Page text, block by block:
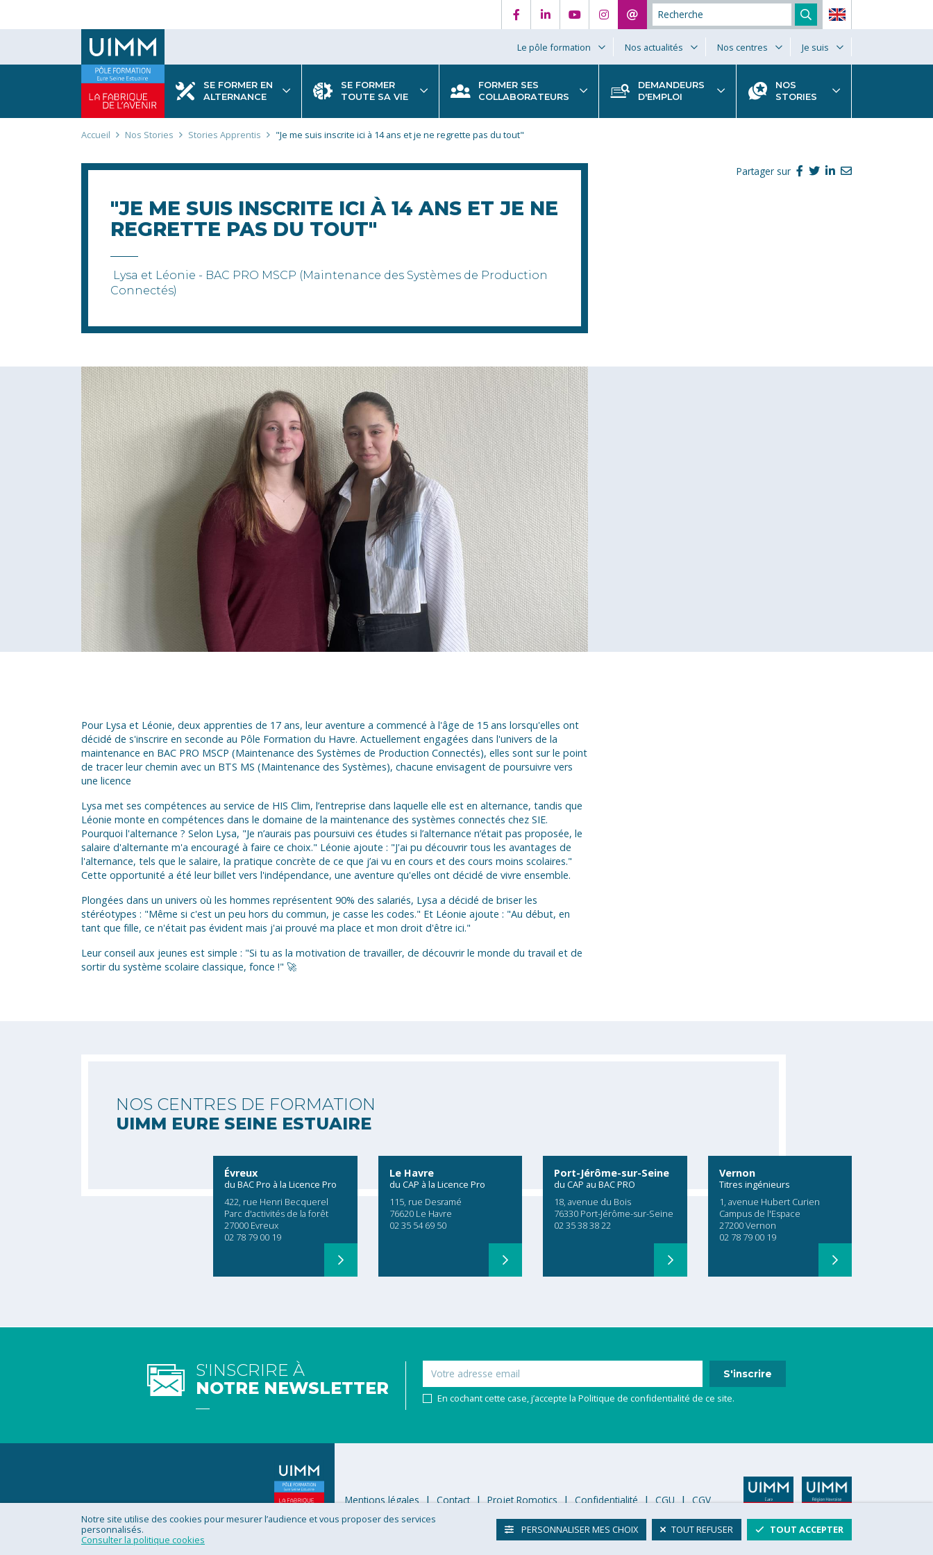
Le pôle formation Nos actualités Nos centres Je suis
SE FORMER EN
ALTERNANCE
SE FORMER
TOUTE SA VIE
FORMER SES
COLLABORATEURS
DEMANDEURS
D'EMPLOI
NOS
STORIES
Fil
d'Ariane
Accueil Nos Stories Stories Apprentis "Je me suis inscrite ici à 14 ans et je ne regrette pas du tout"
"JE ME SUIS INSCRITE ICI À 14 ANS ET JE NE
REGRETTE PAS DU TOUT"
Lysa et Léonie - BAC PRO MSCP (Maintenance des Systèmes de Production
Connectés)
Partager sur
Pour Lysa et Léonie, deux apprenties de 17 ans, leur aventure a commencé à l'âge de 15 ans lorsqu'elles ont
décidé de s'inscrire en seconde au Pôle Formation du Havre. Actuellement engagées dans l'univers de la
maintenance en BAC PRO MSCP (Maintenance des Systèmes de Production Connectés), elles sont sur le point
de tracer leur chemin avec un BTS MS (Maintenance des Systèmes), chacune envisagent de poursuivre vers
une licence
Lysa met ses compétences au service de HIS Clim, l’entreprise dans laquelle elle est en alternance, tandis que
Léonie monte en compétences dans le domaine de la maintenance des systèmes connectés chez SIE.
Pourquoi l'alternance ? Selon Lysa, "Je n’aurais pas poursuivi ces études si l’alternance n’était pas proposée, le
salaire d'alternante m'a encouragé à faire ce choix." Léonie ajoute : "J'ai pu découvrir tous les avantages de
l'alternance, tels que le salaire, la pratique concrète de ce que j’ai vu en cours et des cours moins scolaires."
Cette opportunité a été leur billet vers l'indépendance, une aventure qu'elles ont décidé de vivre ensemble.
Plongées dans un univers où les hommes représentent 90% des salariés, Lysa a décidé de briser les
stéréotypes : "Même si c'est un peu hors du commun, je casse les codes." Et Léonie ajoute : "Au début, en
tant que fille, ce n'était pas évident mais j'ai prouvé ma place et mon droit d'être ici."
Leur conseil aux jeunes est simple : "Si tu as la motivation de travailler, de découvrir le monde du travail et de
sortir du système scolaire classique, fonce !" 🚀
NOS CENTRES DE FORMATION
UIMM EURE SEINE ESTUAIRE
Évreux
du BAC Pro à la Licence Pro
422, rue Henri Becquerel
Parc d'activités de la forêt
27000 Evreux
02 78 79 00 19
Le Havre
du CAP à la Licence Pro
115, rue Desramé
76620 Le Havre
02 35 54 69 50
Port-Jérôme-sur-Seine
du CAP au BAC PRO
18, avenue du Bois
76330 Port-Jérôme-sur-Seine
02 35 38 38 22
Vernon
Titres ingénieurs
1, avenue Hubert Curien
Campus de l'Espace
27200 Vernon
02 78 79 00 19
S'INSCRIRE À
NOTRE NEWSLETTER
Email
En cochant cette case, j’accepte la Politique de confidentialité de ce site.
Rejoignez la communauté
Mentions légales Contact Projet Romotics Confidentialité CGU CGV
Notre site utilise des cookies pour mesurer l’audience et vous proposer des services
personnalisés.
Consulter la politique cookies
PERSONNALISER MES CHOIX TOUT REFUSER TOUT ACCEPTER